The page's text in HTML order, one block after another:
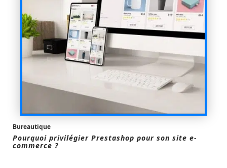
Bureautique
Pourquoi privilégier Prestashop pour son site e-
commerce ?